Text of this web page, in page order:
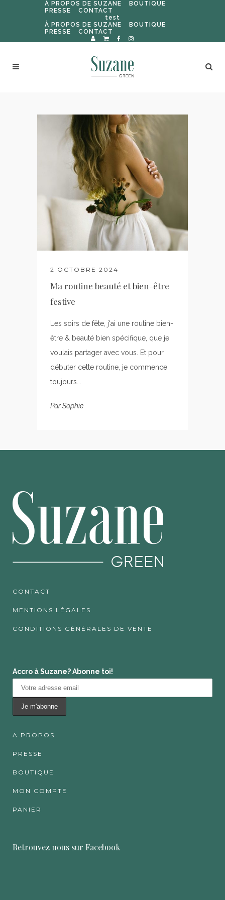
À PROPOS DE SUZANE
BOUTIQUE
PRESSE
CONTACT
test
À PROPOS DE SUZANE
BOUTIQUE
PRESSE
CONTACT
2 OCTOBRE 2024
Ma routine beauté et bien-être
festive
Les soirs de fête, j'ai une routine bien-
être & beauté bien spécifique, que je
voulais partager avec vous. Et pour
débuter cette routine, je commence
toujours...
ParSophie
CONTACT
MENTIONS LÉGALES
CONDITIONS GÉNÉRALES DE VENTE
Accro à Suzane? Abonne toi!
A PROPOS
PRESSE
BOUTIQUE
MON COMPTE
PANIER
Retrouvez nous sur Facebook